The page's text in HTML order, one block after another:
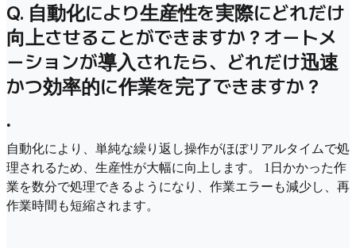
Q. 自動化により生産性を実際にどれだけ
向上させることができますか？オートメ
ーションが導入されたら、どれだけ迅速
かつ効率的に作業を完了できますか？
•
自動化により、単純な繰り返し操作がほぼリアルタイムで処
理されるため、生産性が大幅に向上します。 1日かかった作
業を数分で処理できるようになり、作業エラーも減少し、再
作業時間も短縮されます。